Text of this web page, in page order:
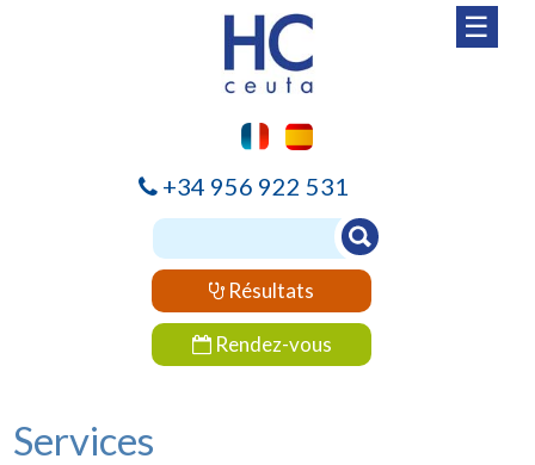
☰
+34 956 922 531
Résultats
Rendez-vous
Services